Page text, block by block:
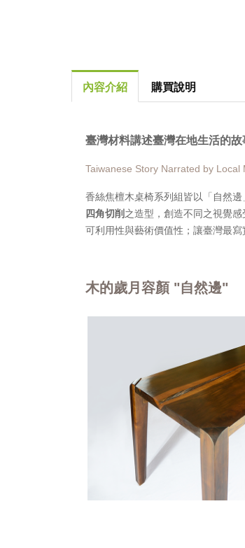
內容介紹 購買說明
臺灣材料講述臺灣在地生活的故
Taiwanese Story Narrated by Local
香絲焦檀木桌椅系列組皆以「自然
四角切削之造型，創造不同之視覺
可利用性與藝術價值性；讓臺灣最
木的歲月容顏 "自然邊"